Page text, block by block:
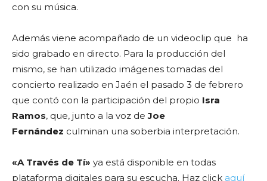
con su música.
Además viene acompañado de un videoclip que ha
sido grabado en directo. Para la producción del
mismo, se han utilizado imágenes tomadas del
concierto realizado en Jaén el pasado 3 de febrero
que contó con la participación del propio Isra
Ramos, que, junto a la voz deJoe
Fernández culminan una soberbia interpretación.
«A Través de Tí» ya está disponible en todas
plataforma digitales para su escucha. Haz click aquí